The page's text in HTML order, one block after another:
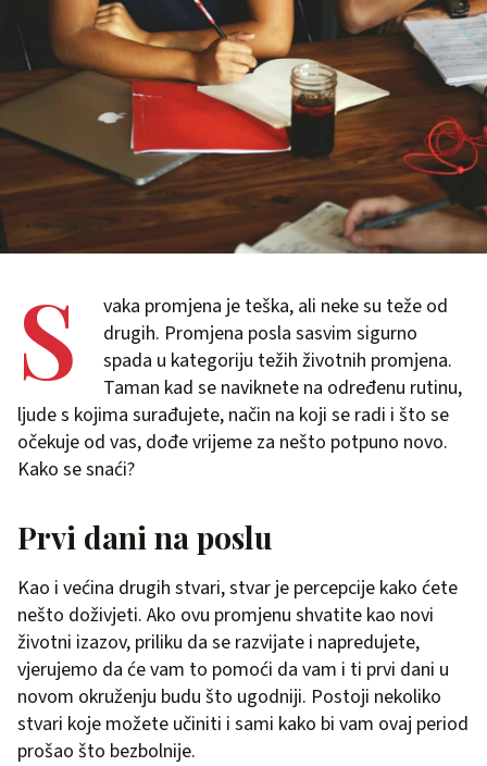
S
vaka promjena je teška, ali neke su teže od
drugih. Promjena posla sasvim sigurno
spada u kategoriju težih životnih promjena.
Taman kad se naviknete na određenu rutinu,
ljude s kojima surađujete, način na koji se radi i što se
očekuje od vas, dođe vrijeme za nešto potpuno novo.
Kako se snaći?
Prvi dani na poslu
Kao i većina drugih stvari, stvar je percepcije kako ćete
nešto doživjeti. Ako ovu promjenu shvatite kao novi
životni izazov, priliku da se razvijate i napredujete,
vjerujemo da će vam to pomoći da vam i ti prvi dani u
novom okruženju budu što ugodniji. Postoji nekoliko
stvari koje možete učiniti i sami kako bi vam ovaj period
prošao što bezbolnije.